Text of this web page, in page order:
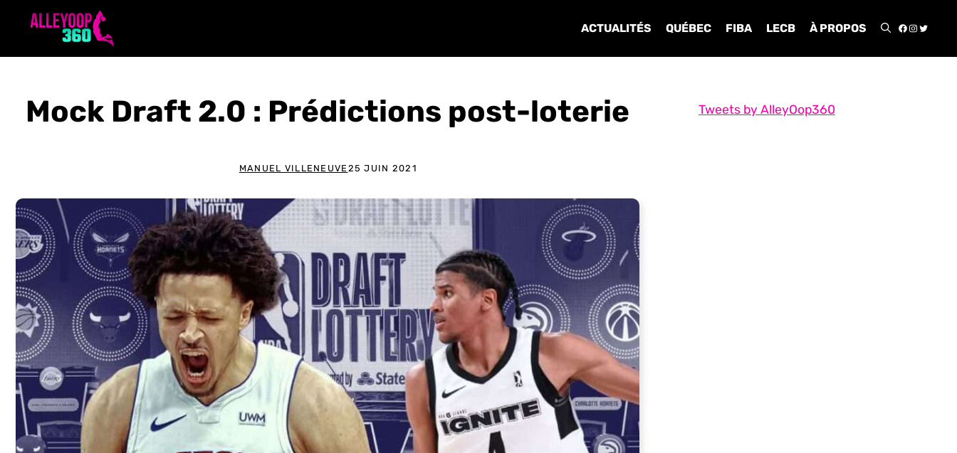
ACTUALITÉS QUÉBEC FIBA LECB À PROPOS
Mock Draft 2.0 : Prédictions post-loterie
MANUEL VILLENEUVE 25 JUIN 2021
Tweets by AlleyOop360